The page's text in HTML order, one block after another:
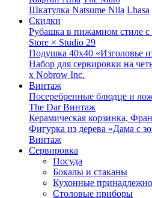
Шкатулка Natsume Nila Lhasa
Скидки
Рубашка в пижамном стиле с
Store × Studio 29
Подушка 40x40 «Изголовье
Набор для сервировки на
х Nobrow Inc.
Винтаж
Посеребренные блюдце и
The Dar Винтаж
Керамическая корзинка,
Фигурка из дерева «Дама с
Винтаж
Сервировка
Посуда
Бокалы и стаканы
Кухонные
Столовые приборы